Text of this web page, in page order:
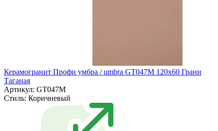
Керамогранит Профи умбра / umbra GT047M 120х60 Грани
Таганая
Артикул: GT047M
Стиль: Коричневый